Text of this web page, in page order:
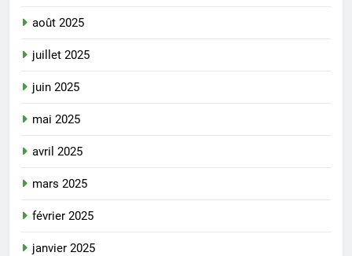
août 2025
juillet 2025
juin 2025
mai 2025
avril 2025
mars 2025
février 2025
janvier 2025